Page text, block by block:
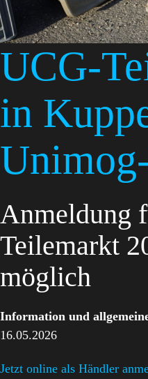
UCG-
in
Anmeldung
Teilemarkt
möglich
Information und
16.05.2026
Jetzt online als Händler